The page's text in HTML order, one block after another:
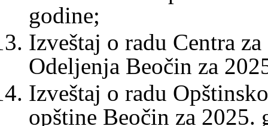
godine;
Izveštaj o radu Centra
Odeljenja Beočin za
Izveštaj o radu
opštine Beočin za 2025.